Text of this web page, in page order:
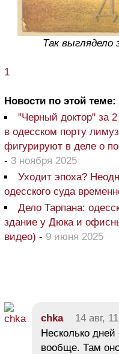
Так выглядело
1
Новости по этой теме:
"Черный доктор" за
в одесском порту
фигурируют в деле о
- 3 ноября 2025
Уходит эпоха?
одесского суда
Дело Тарпана:
здание у Дюка и
видео) - 9 июня 2025
chka 14 авг,
Несколько
вообще. Там